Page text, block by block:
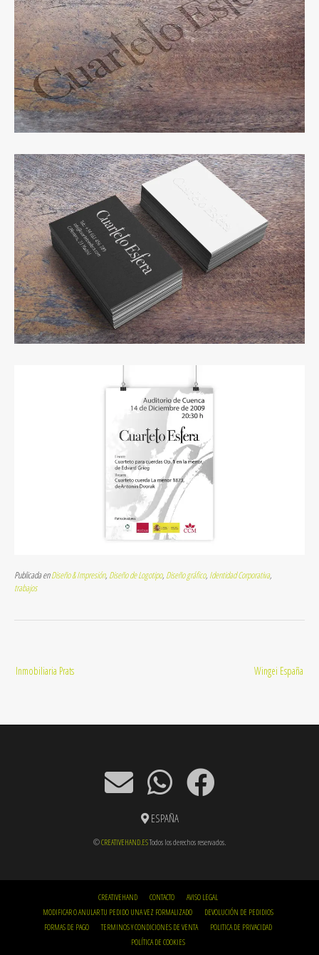
Publicada enDiseño & Impresión, Diseño de Logotipo, Diseño gráfico, Identidad Corporativa,
trabajos
de Wingei España
Inmobiliaria Prats
ESPAÑA
©CREATIVEHAND.ESTodos los derechos reservados.
CREATIVEHAND CONTACTO
AVISO LEGAL
MODIFICAR O ANULAR TU PEDIDO UNA VEZ FORMALIZADO
DEVOLUCIÓN DE PEDIDIOS
FORMAS DE PAGO
TERMINOS Y CONDICIONES DE VENTA
POLITICA DE PRIVACIDAD
POLÍTICA DE COOKIES